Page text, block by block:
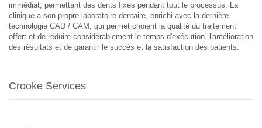
immédiat, permettant des dents fixes pendant tout le processus. La
clinique a son propre laboratoire dentaire, enrichi avec la dernière
technologie CAD / CAM, qui permet choient la qualité du traitement
offert et de réduire considérablement le temps d'exécution, l'amélioration
des résultats et de garantir le succès et la satisfaction des patients.
Crooke Services